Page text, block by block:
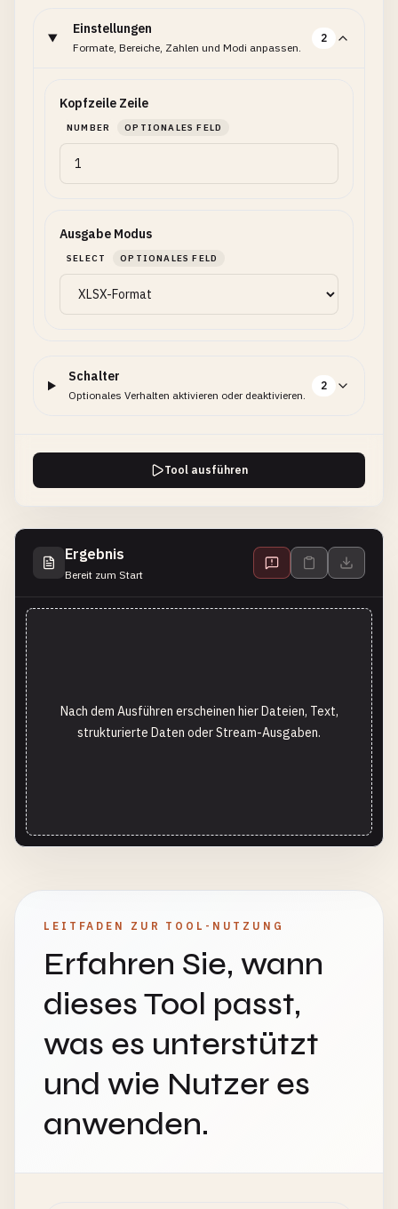
Einstellungen
Formate, Bereiche, Zahlen und Modi anpassen.
2
Kopfzeile Zeile
NUMBER OPTIONALES FELD
Ausgabe Modus
SELECT OPTIONALES FELD
Schalter
Optionales Verhalten aktivieren oder deaktivieren.
2
Tool ausführen
Ergebnis
Bereit zum Start
Nach dem Ausführen erscheinen hier Dateien, Text,
strukturierte Daten oder Stream-Ausgaben.
LEITFADEN ZUR TOOL-NUTZUNG
Erfahren Sie, wann
dieses Tool passt,
was es unterstützt
und wie Nutzer es
anwenden.